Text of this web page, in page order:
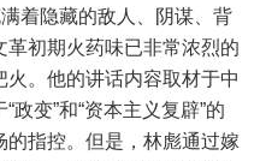
着隐藏的敌人、阴谋、背
初期火药味已非常浓烈的
。他的讲话内容取材于中
变”和“资本主义复辟”的
指控。但是，林彪通过嫁